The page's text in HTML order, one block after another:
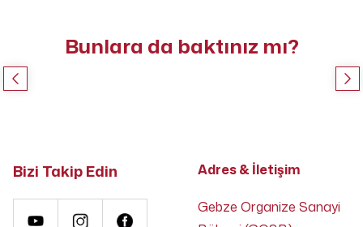
Bunlara da baktınız mı?
Bizi Takip Edin Adres & İletişim
Gebze Organize Sanayi